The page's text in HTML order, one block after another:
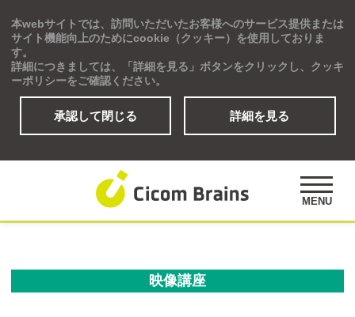
本webサイトでは、訪問いただいたお客様へのサービス提供または
サイト機能向上のためにcookie（クッキー）を使用しておりま
す。
詳細につきましては、「詳細を見る」ボタンをクリックし、クッキ
ーポリシーをご確認ください。
承認して閉じる 詳細を見る
MENU
Global
アセスメント
公開講座 事例紹介 オピニオンズ
デジタルラーニングサイト
映像講座